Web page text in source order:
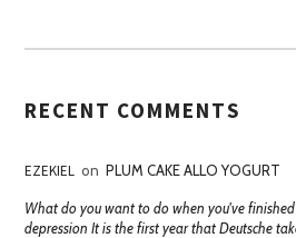
RECENT COMMENTS
EZEKIEL on PLUM CAKE ALLO YOGURT
What do you want to do when you've
depression It is the first year that Deutsche